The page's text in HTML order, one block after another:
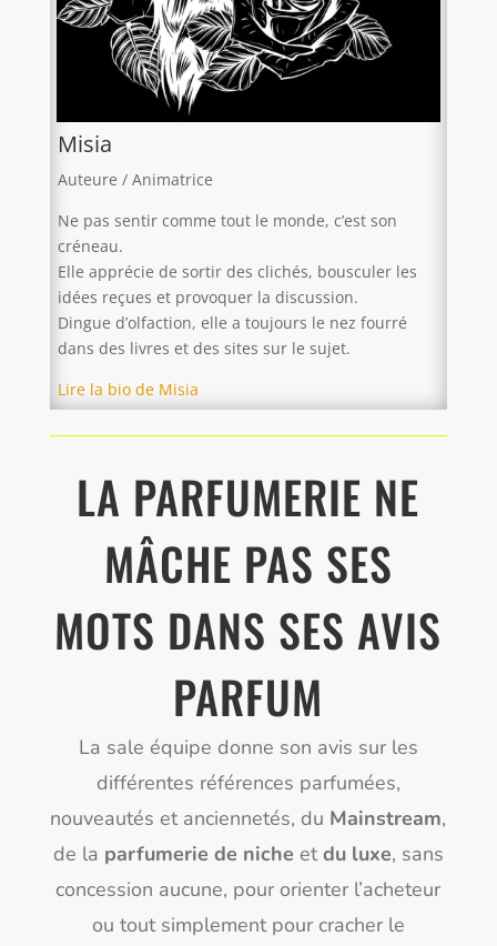
Misia
Auteure / Animatrice
Ne pas sentir comme tout le monde, c’est son
créneau.
Elle apprécie de sortir des clichés, bousculer les
idées reçues et provoquer la discussion.
Dingue d’olfaction, elle a toujours le nez fourré
dans des livres et des sites sur le sujet.
Lire la bio de Misia
LA PARFUMERIE NE
MÂCHE PAS SES
MOTS DANS SES AVIS
PARFUM
La sale équipe donne son avis sur les
différentes références parfumées,
nouveautés et anciennetés, du Mainstream,
de la parfumerie de niche etdu luxe, sans
concession aucune, pour orienter l’acheteur
ou tout simplement pour cracher le